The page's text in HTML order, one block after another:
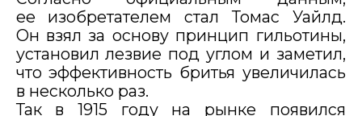
наклонное лезвие соприкасается
с волосом под наиболее острым
углом, что максимально приближает
его по характеристикам к опасной
бритве;